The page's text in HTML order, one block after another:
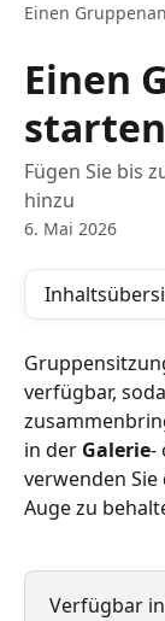
Einen
Einen
starten
Fügen Sie bis
hinzu
6. Mai 2026
verfügbar,
in der Galerie-
verwenden Sie
Auge zu
Verfügbar